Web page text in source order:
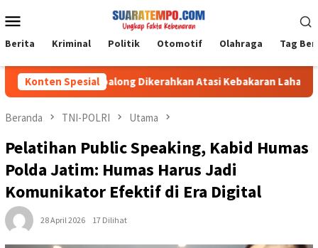
ke
kontenMobile
Berita Kriminal Politik Otomotif Olahraga Tag
Konten Spesial
1008/Tabalong Dikerahkan Atasi Kebakaran Lahan Seluas 0,5
Beranda TNI-POLRI Utama
Pelatihan Public Speaking, Kabid Humas
Polda Jatim: Humas Harus Jadi
Komunikator Efektif di Era Digital
28 April 2026 17 Dilihat